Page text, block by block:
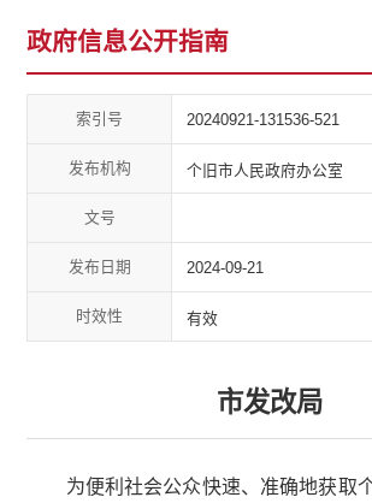
政府信息公开指南
索引号 20240921-131536-521
发布机构 个旧市人民政府办公室
文号
发布日期 2024-09-21
时效性 有效
市发改局
为便利社会公众快速、准确地获取